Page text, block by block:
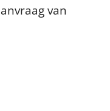
van